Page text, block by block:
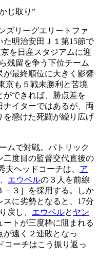
じ取り”
ズリーグエリートファ
明治安田Ｊ１第15節で
を日産スタジアムに迎
残留を争う下位チーム
が最終順位に大きく影響
京も５戦未勝利と苦境
ができれば、勝点差を
ナイターではあるが、両
を懸けた死闘が繰り広げ
ムで対戦。パトリック
二度目の監督交代直後の
ヘッドコーチは、 ア
エウベルの３人を前線
－３］を採用する。しか
に劣勢となると、17分
戻し、 エウベルと ヤン
ートが三度枠に阻まれる
が遠く２連敗となっ
コーチはこう振り返っ